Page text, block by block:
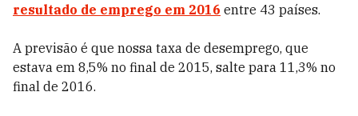
resultado de emprego em 2016 entre 43 países.
A previsão é que nossa taxa de desemprego, que
estava em 8,5% no final de 2015, salte para 11,3% no
final de 2016.